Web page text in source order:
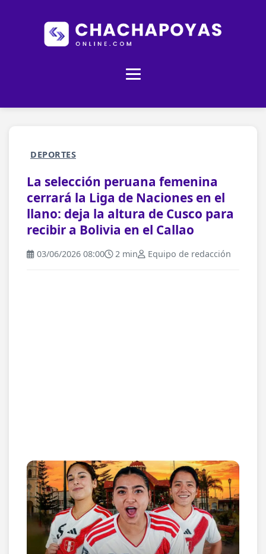
DEPORTES
La selección peruana femenina
cerrará la Liga de Naciones en el
llano: deja la altura de Cusco para
recibir a Bolivia en el Callao
03/06/2026 08:00 2 min Equipo de redacción